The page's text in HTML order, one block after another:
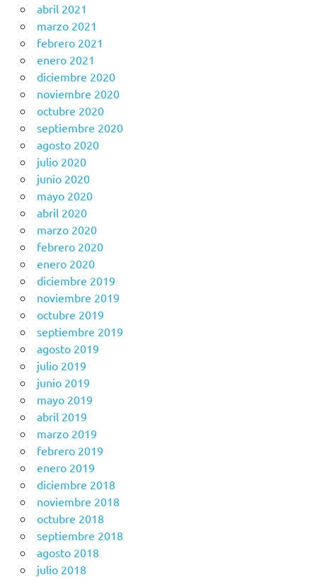
abril 2021
marzo 2021
febrero 2021
enero 2021
diciembre 2020
noviembre 2020
octubre 2020
septiembre 2020
agosto 2020
julio 2020
junio 2020
mayo 2020
abril 2020
marzo 2020
febrero 2020
enero 2020
diciembre 2019
noviembre 2019
octubre 2019
septiembre 2019
agosto 2019
julio 2019
junio 2019
mayo 2019
abril 2019
marzo 2019
febrero 2019
enero 2019
diciembre 2018
noviembre 2018
octubre 2018
septiembre 2018
agosto 2018
julio 2018